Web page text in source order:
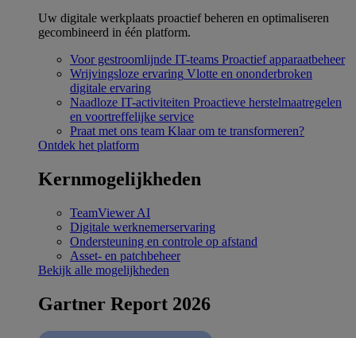
Uw digitale werkplaats proactief beheren en optimaliseren
gecombineerd in één platform.
Voor gestroomlijnde IT-teams Proactief apparaatbeheer
Wrijvingsloze ervaring Vlotte en ononderbroken
digitale ervaring
Naadloze IT-activiteiten Proactieve herstelmaatregelen
en voortreffelijke service
Praat met ons team Klaar om te transformeren?
Ontdek het platform
Kernmogelijkheden
TeamViewer AI
Digitale werknemerservaring
Ondersteuning en controle op afstand
Asset- en patchbeheer
Bekijk alle mogelijkheden
Gartner Report 2026